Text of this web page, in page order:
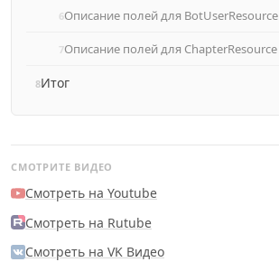
Описание полей для BotUserResource
Описание полей для ChapterResource
Итог
СМОТРИТЕ ВИДЕО
Смотреть на Youtube
Смотреть на Rutube
Смотреть на VK Видео